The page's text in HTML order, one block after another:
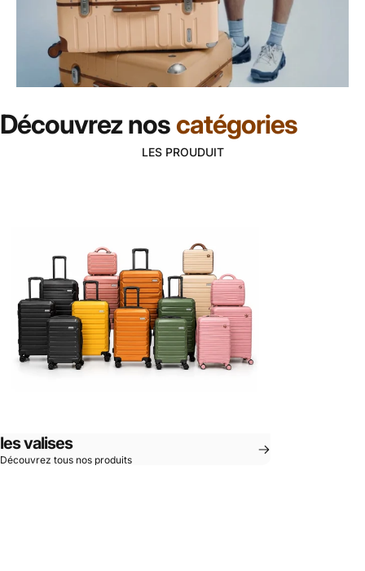
Découvrez-maintenant
LES PROUDUIT
Découvrez nos catégories
les valises
Découvrez tous nos produits